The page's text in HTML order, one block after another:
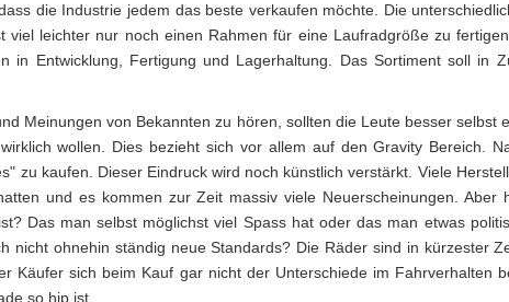
die Industrie jedem das beste verkaufen möchte. Die
viel leichter nur noch einen Rahmen für eine Laufradgröße zu
in Entwicklung, Fertigung und Lagerhaltung. Das Sortiment soll in
Meinungen von Bekannten zu hören, sollten die Leute besser selbst
wollen. Dies bezieht sich vor allem auf den Gravity Bereich.
zu kaufen. Dieser Eindruck wird noch künstlich verstärkt. Viele
und es kommen zur Zeit massiv viele Neuerscheinungen. Aber
Das man selbst möglichst viel Spass hat oder das man etwas
nicht ohnehin ständig neue Standards? Die Räder sind in kürzester
Käufer sich beim Kauf gar nicht der Unterschiede im Fahrverhalten
so hip ist.